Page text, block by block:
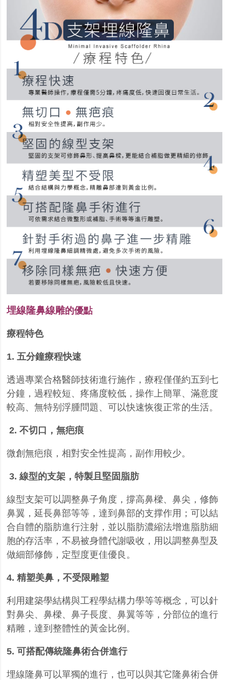
埋線隆鼻線雕的優點
療程特色
1. 五分鐘療程快速
透過專業合格醫師技術進行施作，療程僅僅約五到七
分鐘，過程較短、疼痛度較低，操作上簡單、滿意度
較高、無特别浮腫問題、可以快速恢復正常的生活。
2.不切口，無疤痕
微創無疤痕，相對安全性提高，副作用較少。
3.線型的支架，特製且堅固脂肪
線型支架可以調整鼻子角度，撐高鼻樑、鼻尖，修飾
鼻翼，延長鼻部等等，達到鼻部的支撑作用；可以結
合自體的脂肪進行注射，並以脂肪濃縮法增進脂肪細
胞的存活率，不易被身體代謝吸收，用以調整鼻型及
做細部修飾，定型度更佳優良。
4.精塑美鼻，不受限雕塑
利用建築學結構與工程學結構力學等等概念，可以針
對鼻尖、鼻樑、鼻子長度、鼻翼等等，分部位的進行
精雕，達到整體性的黃金比例。
5.可搭配傳統隆鼻術合併進行
埋線隆鼻可以單獨的進行，也可以與其它隆鼻術合併